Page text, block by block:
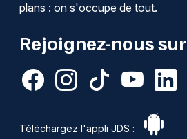
plans : on s'occupe de tout.
Rejoignez-nous sur
Téléchargez l'appli JDS :